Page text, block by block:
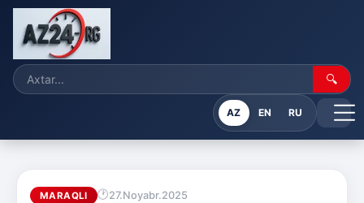
🔍
AZ EN RU
MARAQLI 27.Noyabr.2025